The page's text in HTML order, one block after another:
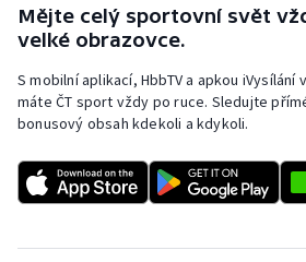
Parasport
Plážový volejbal
Ragby
Mějte celý sportovní svět
velké obrazovce.
S mobilní aplikací, HbbTV a apkou
máte ČT sport vždy po ruce. Sledujte
bonusový obsah kdekoli a kdykoli.